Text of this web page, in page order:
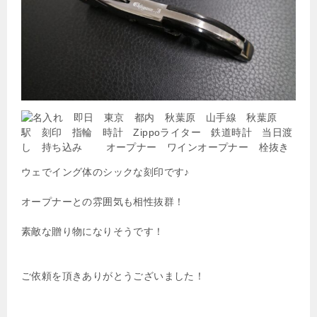
ウェでイング体のシックな刻印です♪
オープナーとの雰囲気も相性抜群！
素敵な贈り物になりそうです！
ご依頼を頂きありがとうございました！